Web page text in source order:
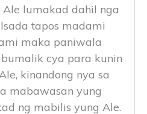
lumakad dahil nga
tapos madami
maka paniwala
cya para kunin
kinandong nya sa
mabawasan yung
ng mabilis yung Ale.